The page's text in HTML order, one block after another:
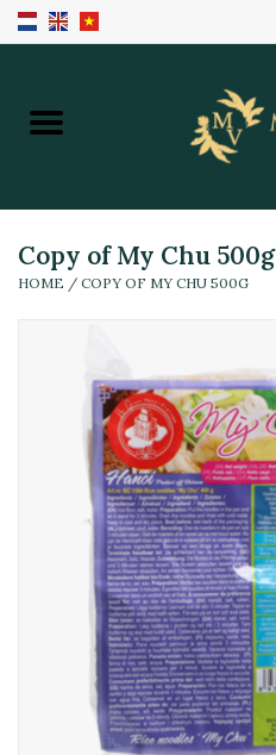
Home
Nieuw Binnen
Alle Producten
Maaltijden & Hapjes
Copy of My Chu 500g
HOME / COPY OF MY CHU 500G